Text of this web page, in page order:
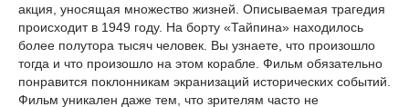
акция, уносящая множество жизней. Описываемая трагедия
происходит в 1949 году. На борту «Тайпина» находилось
более полутора тысяч человек. Вы узнаете, что произошло
тогда и что произошло на этом корабле. Фильм обязательно
понравится поклонникам экранизаций исторических событий.
Фильм уникален даже тем, что зрителям часто не